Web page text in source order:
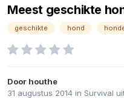
Meest geschikte
geschikte hond
Door houthe
31 augustus 2014 in Survival